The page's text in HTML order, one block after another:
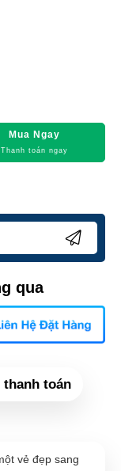
Mua Ngay
Thanh toán ngay
qua
thanh toán
vẻ đẹp sang